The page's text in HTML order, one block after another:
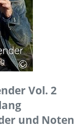
Vol. 2
und Noten